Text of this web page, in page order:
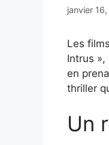
janvier
Les
Intrus
en
thriller
Un